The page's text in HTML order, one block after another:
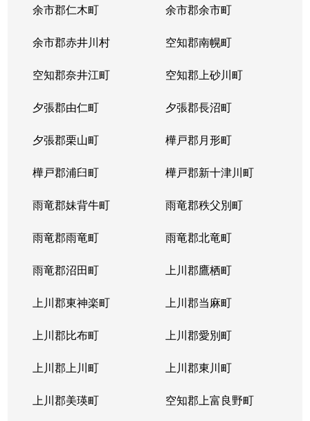
余市郡仁木町 余市郡余市町
余市郡赤井川村 空知郡南幌町
空知郡奈井江町 空知郡上砂川町
夕張郡由仁町 夕張郡長沼町
夕張郡栗山町 樺戸郡月形町
樺戸郡浦臼町 樺戸郡新十津川町
雨竜郡妹背牛町 雨竜郡秩父別町
雨竜郡雨竜町 雨竜郡北竜町
雨竜郡沼田町 上川郡鷹栖町
上川郡東神楽町 上川郡当麻町
上川郡比布町 上川郡愛別町
上川郡上川町 上川郡東川町
上川郡美瑛町 空知郡上富良野町